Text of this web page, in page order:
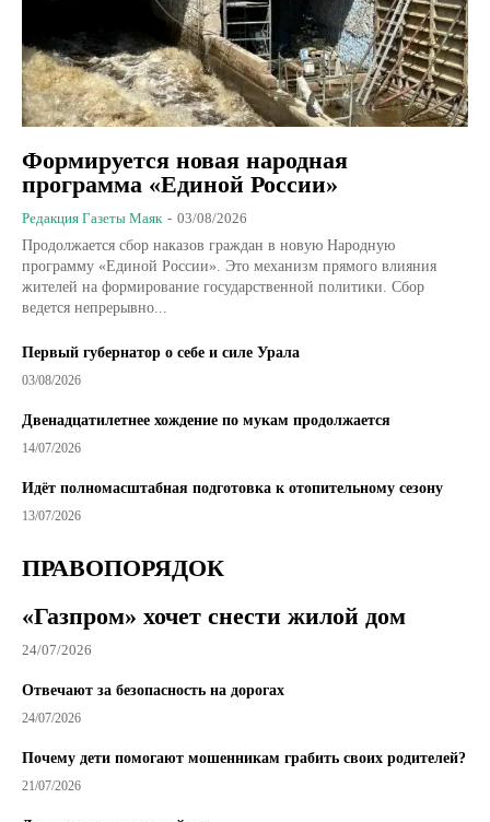
Формируется новая народная
программа «Единой России»
Редакция Газеты Маяк - 03/08/2026
Продолжается сбор наказов граждан в новую Народную
программу «Единой России». Это механизм прямого влияния
жителей на формирование государственной политики. Сбор
ведется непрерывно...
Первый губернатор о себе и силе Урала
03/08/2026
Двенадцатилетнее хождение по мукам продолжается
14/07/2026
Идёт полномасштабная подготовка к отопительному сезону
13/07/2026
ПРАВОПОРЯДОК
«Газпром» хочет снести жилой дом
24/07/2026
Отвечают за безопасность на дорогах
24/07/2026
Почему дети помогают мошенникам грабить своих родителей?
21/07/2026